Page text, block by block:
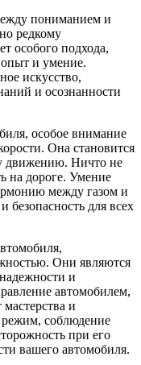
пониманием и
редкому
особого подхода,
опыт и умение.
искусство,
и осознанности
особое внимание
Она становится
движению. Ничто не
на дороге. Умение
между газом и
безопасность для всех
Они являются
и
автомобилем,
и
соблюдение
при его
вашего автомобиля.